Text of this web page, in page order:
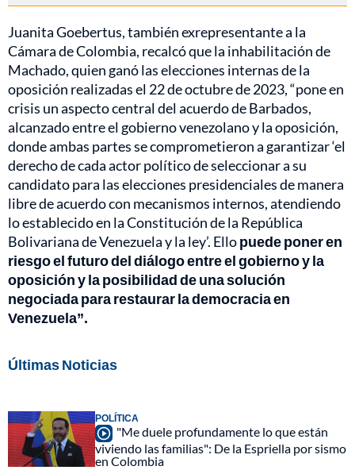
Juanita Goebertus, también exrepresentante a la
Cámara de Colombia, recalcó que la inhabilitación de
Machado, quien ganó las elecciones internas de la
oposición realizadas el 22 de octubre de 2023, “pone en
crisis un aspecto central del acuerdo de Barbados,
alcanzado entre el gobierno venezolano y la oposición,
donde ambas partes se comprometieron a garantizar ‘el
derecho de cada actor político de seleccionar a su
candidato para las elecciones presidenciales de manera
libre de acuerdo con mecanismos internos, atendiendo
lo establecido en la Constitución de la República
Bolivariana de Venezuela y la ley’. Ellopuede poner en
riesgo el futuro del diálogo entre el gobierno y la
oposicióny la posibilidad de una solución
negociada para restaurar la democracia en
Venezuela”.
Últimas Noticias
POLÍTICA
"Me duele profundamente lo que están
viviendo las familias": De la Espriella por sismo
en Colombia